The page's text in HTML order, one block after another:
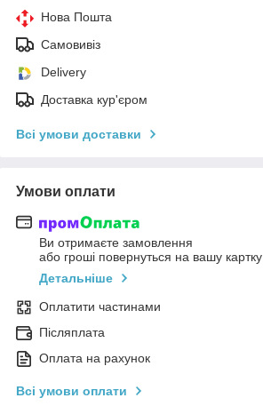
Нова Пошта
Самовивіз
Delivery
Доставка кур'єром
Всі умови доставки
Умови оплати
Ви отримаєте замовлення
або гроші повернуться на вашу картку
Детальніше
Оплатити частинами
Післяплата
Оплата на рахунок
Всі умови оплати